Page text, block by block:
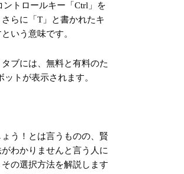
ントロールキー「Ctrl」を
らに「T」と書かれたキ
いう意味です。
タブには、無料と有料のた
ットが表示されます。
う！とは言うものの、賢
がわかりませんと言う人に
の選択方法を解説します